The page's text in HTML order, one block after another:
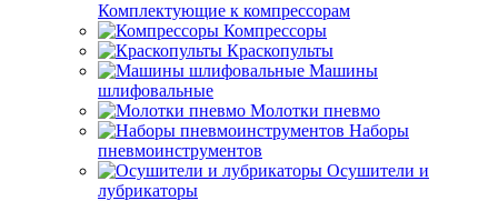
Комплектующие к компрессорам
Компрессоры
Краскопульты
Машины
шлифовальные
Молотки пневмо
Наборы
пневмоинструментов
Осушители и
лубрикаторы